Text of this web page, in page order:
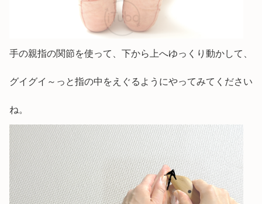
手の親指の関節を使って、下から上へゆっくり動かして、
グイグイ～っと指の中をえぐるようにやってみてください
ね。